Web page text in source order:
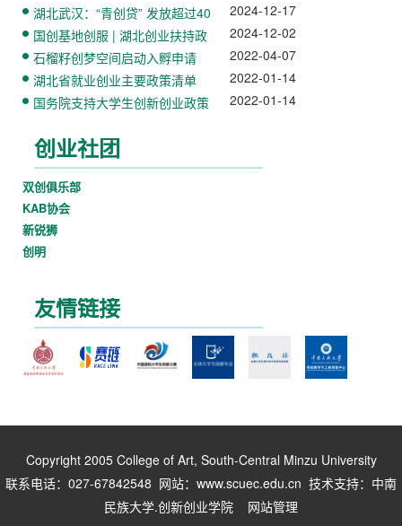
湖北武汉：“青创贷” 发放超过40
亿！为在汉青年…
2024-12-17
国创基地创服 | 湖北创业扶持政
策清单
2024-12-02
石榴籽创梦空间启动入孵申请
2022-04-07
湖北省就业创业主要政策清单
2022-01-14
国务院支持大学生创新创业政策
2022-01-14
创业社团
双创俱乐部
KAB协会
新锐狮
创明
友情链接
Copyright 2005 College of Art, South-Central Minzu University
联系电话：027-67842548 网站：www.scuec.edu.cn 技术支持：中南
民族大学.创新创业学院 网站管理